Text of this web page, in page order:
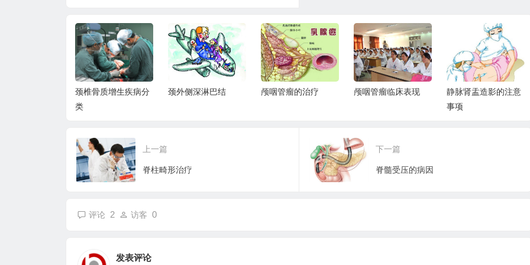
颈椎骨质增生疾病分
类
颈外侧深淋巴结 颅咽管瘤的治疗 颅咽管瘤临床表现
静脉肾盂造影的注意
事项
上一篇
脊柱畸形治疗
下一篇
脊髓受压的病因
评论 2 访客 0
发表评论